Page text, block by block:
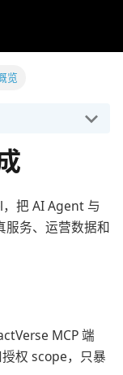
览
把 AI Agent 与
服务、运营数据和
MCP 端
权 scope，只暴